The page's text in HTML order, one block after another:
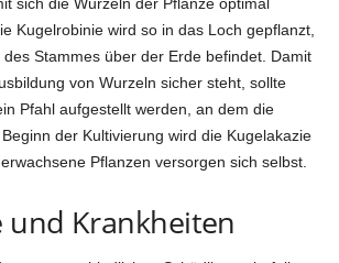
Kugelrobinie wird so in das Loch gepflanzt,
Stammes über der Erde befindet. Damit
von Wurzeln sicher steht, sollte
Pfahl aufgestellt werden, an dem die
der Kultivierung wird die Kugelakazie
Pflanzen versorgen sich selbst.
und Krankheiten